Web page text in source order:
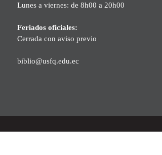
Lunes a viernes: de 8h00 a 20h00
Feriados oficiales:
Cerrada con aviso previo
biblio@usfq.edu.ec